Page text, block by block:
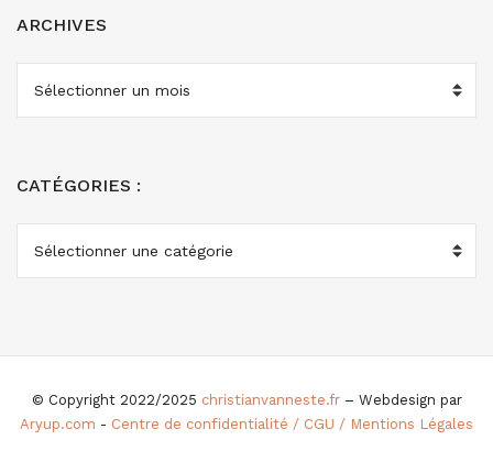
ARCHIVES
ARCHIVES
CATÉGORIES :
CATÉGORIES
© Copyright 2022/2025 christianvanneste.fr– Webdesign par
Aryup.com - Centre de confidentialité / CGU / Mentions Légales